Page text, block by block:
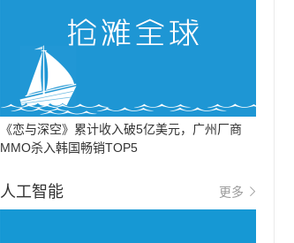
《恋与深空》累计收入破5亿美元，广州厂商
MMO杀入韩国畅销TOP5
人工智能 更多